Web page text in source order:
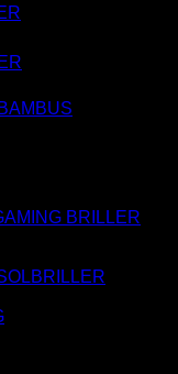
BRILLER